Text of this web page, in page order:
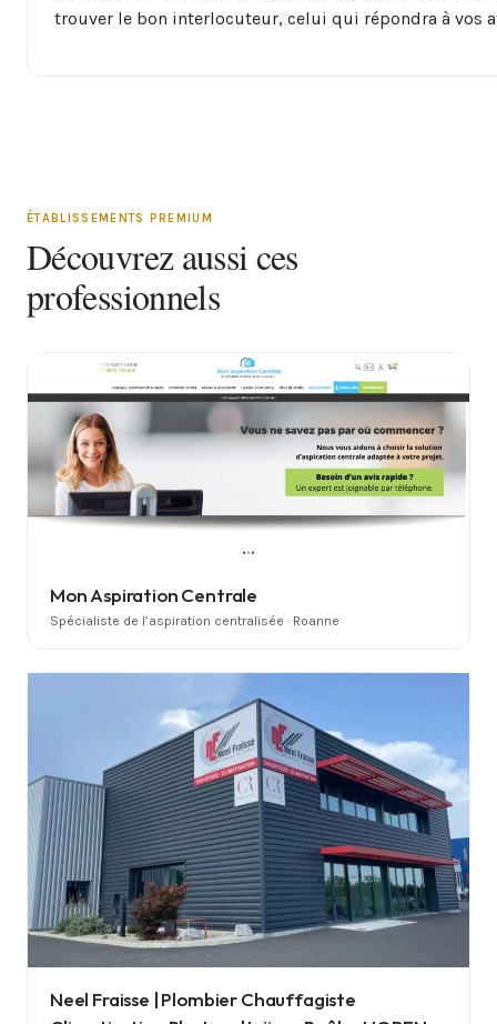
trouver le bon interlocuteur, celui qui répondra à vos
ÉTABLISSEMENTS PREMIUM
Découvrez aussi ces
professionnels
Mon Aspiration Centrale
Spécialiste de l’aspiration centralisée · Roanne
Neel Fraisse | Plombier Chauffagiste